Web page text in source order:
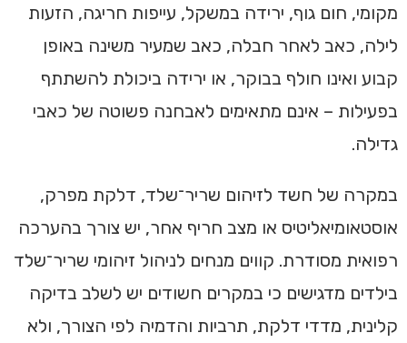
מקומי, חום גוף, ירידה במשקל, עייפות חריגה, הזעות
לילה, כאב לאחר חבלה, כאב שמעיר משינה באופן
קבוע ואינו חולף בבוקר, או ירידה ביכולת להשתתף
בפעילות – אינם מתאימים לאבחנה פשוטה של כאבי
גדילה.
במקרה של חשד לזיהום שריר־שלד, דלקת מפרק,
אוסטאומיאליטיס או מצב חריף אחר, יש צורך בהערכה
רפואית מסודרת. קווים מנחים לניהול זיהומי שריר־שלד
בילדים מדגישים כי במקרים חשודים יש לשלב בדיקה
קלינית, מדדי דלקת, תרביות והדמיה לפי הצורך, ולא